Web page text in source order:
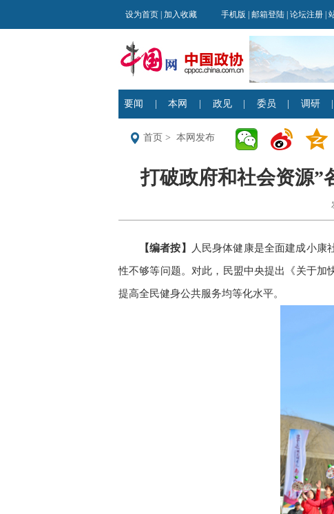
首页 > 本网发布
打破政府和社会资源”
【编者按】 人民身体健康是全面建成小康
性不够等问题。对此，民盟中央提出《关于加
提高全民健身公共服务均等化水平。